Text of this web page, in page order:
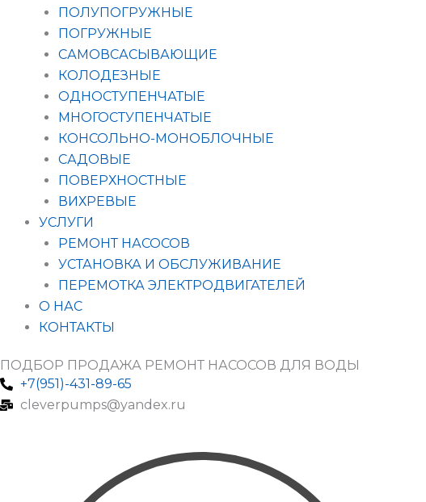
ПОЛУПОГРУЖНЫЕ
ПОГРУЖНЫЕ
САМОВСАСЫВАЮЩИЕ
КОЛОДЕЗНЫЕ
ОДНОСТУПЕНЧАТЫЕ
МНОГОСТУПЕНЧАТЫЕ
КОНСОЛЬНО-МОНОБЛОЧНЫЕ
САДОВЫЕ
ПОВЕРХНОСТНЫЕ
ВИХРЕВЫЕ
УСЛУГИ
РЕМОНТ НАСОСОВ
УСТАНОВКА И ОБСЛУЖИВАНИЕ
ПЕРЕМОТКА ЭЛЕКТРОДВИГАТЕЛЕЙ
О НАС
КОНТАКТЫ
ПОДБОР ПРОДАЖА РЕМОНТ НАСОСОВ ДЛЯ ВОДЫ
+7(951)-431-89-65
cleverpumps@yandex.ru